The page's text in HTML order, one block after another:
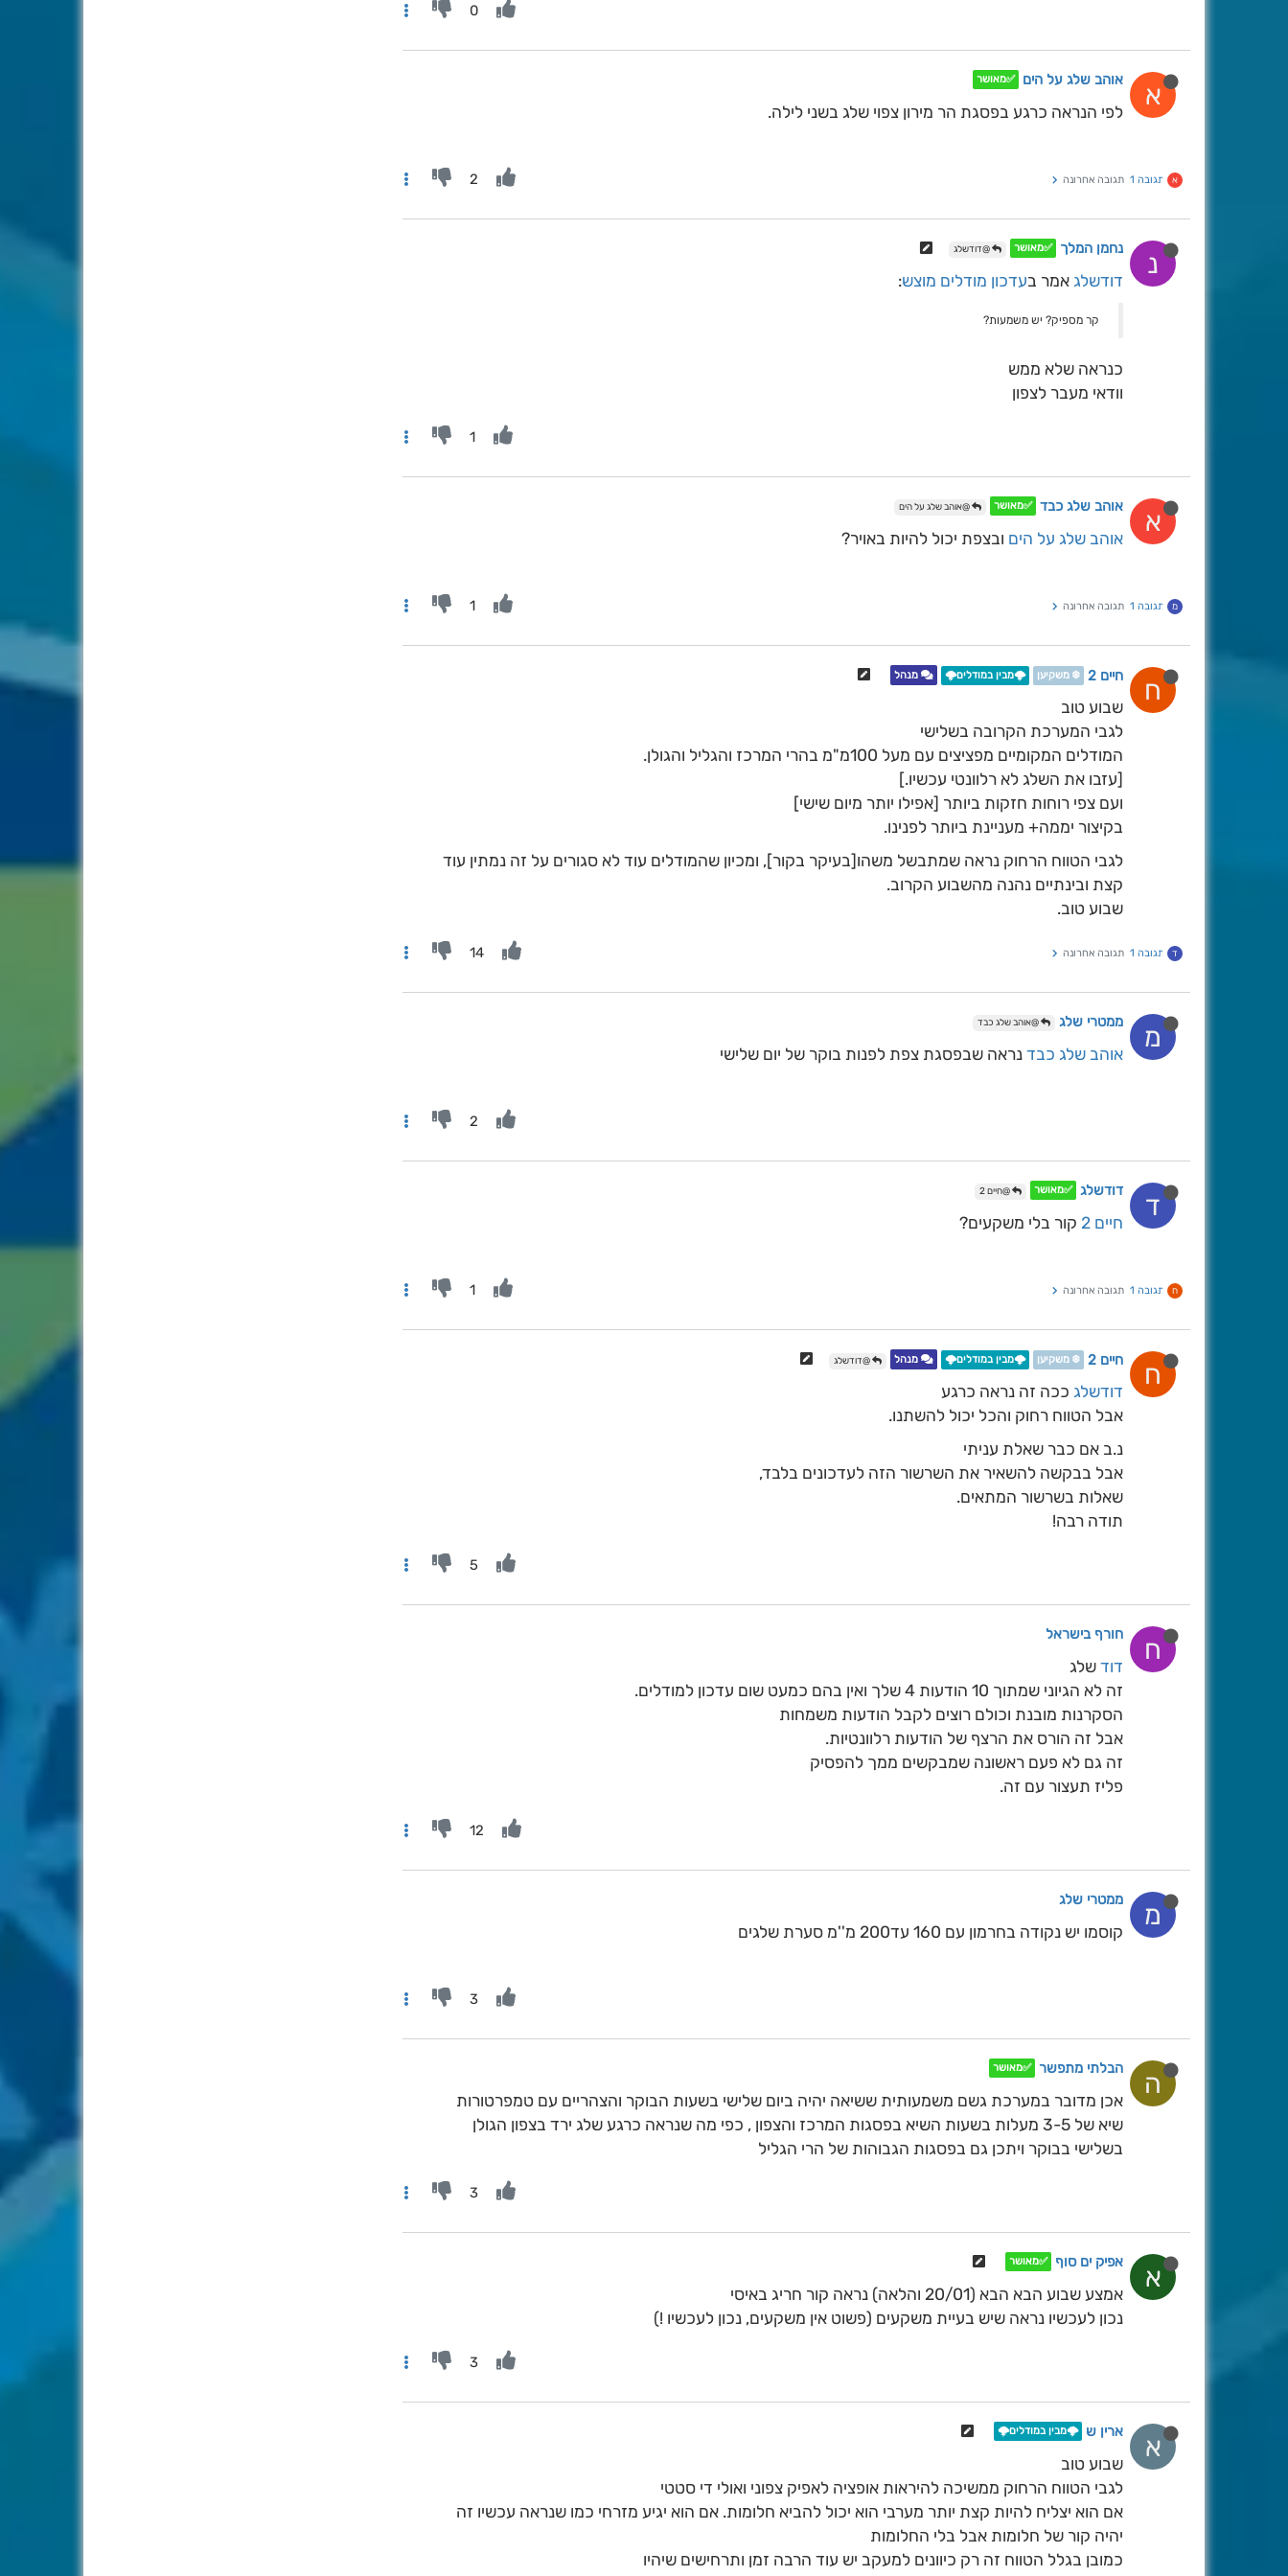
0
א אוהב שלג על הים ✅מאושר
לפי הנראה כרגע בפסגת הר מירון צפוי שלג בשני לילה.
א תגובה 1 תגובה אחרונה 2
נ נחמן המלך ✅מאושר @דודשלג
דודשלג אמר בעדכון מודלים מוצש:
קר מספיק? יש משמעות?
כנראה שלא ממש
וודאי מעבר לצפון
1
א אוהב שלג כבד ✅מאושר @אוהב שלג על הים
אוהב שלג על הים ובצפת יכול להיות באויר?
מ תגובה 1 תגובה אחרונה 1
ח חיים 2 ❄️ משקיען 🌩️מבין במודלים🌩️ מנהל
שבוע טוב
לגבי המערכת הקרובה בשלישי
המודלים המקומיים מפציצים עם מעל 100מ"מ בהרי המרכז והגליל והגולן.
[עזבו את השלג לא רלוונטי עכשיו.]
ועם צפי רוחות חזקות ביותר [אפילו יותר מיום שישי]
בקיצור יממה+ מעניינת ביותר לפנינו.
לגבי הטווח הרחוק נראה שמתבשל משהו[בעיקר בקור], ומכיון שהמודלים עוד לא סגורים על זה נמתין עוד
קצת ובינתיים נהנה מהשבוע הקרוב.
שבוע טוב.
ד תגובה 1 תגובה אחרונה 14
מ ממטרי שלג @אוהב שלג כבד
אוהב שלג כבד נראה שבפסגת צפת לפנות בוקר של יום שלישי
2
ד דודשלג ✅מאושר @חיים 2
חיים 2 קור בלי משקעים?
ח תגובה 1 תגובה אחרונה 1
ח חיים 2 ❄️ משקיען 🌩️מבין במודלים🌩️ מנהל @דודשלג
דודשלג ככה זה נראה כרגע
אבל הטווח רחוק והכל יכול להשתנו.
נ.ב אם כבר שאלת עניתי
אבל בבקשה להשאיר את השרשור הזה לעדכונים בלבד,
שאלות בשרשור המתאים.
תודה רבה!
5
ח חורף בישראל
דוד שלג
זה לא הגיוני שמתוך 10 הודעות 4 שלך ואין בהם כמעט שום עדכון למודלים.
הסקרנות מובנת וכולם רוצים לקבל הודעות משמחות
אבל זה הורס את הרצף של הודעות רלוונטיות.
זה גם לא פעם ראשונה שמבקשים ממך להפסיק
פליז תעצור עם זה.
12
מ ממטרי שלג
קוסמו יש נקודה בחרמון עם 160 עד200 מ''מ סערת שלגים
3
ה הבלתי מתפשר ✅מאושר
אכן מדובר במערכת גשם משמעותית ששיאה יהיה ביום שלישי בשעות הבוקר והצהריים עם טמפרטורות
שיא של 3-5 מעלות בשעות השיא בפסגות המרכז והצפון , כפי מה שנראה כרגע שלג ירד בצפון הגולן
בשלישי בבוקר ויתכן גם בפסגות הגבוהות של הרי הגליל
3
א אפיק ים סוף ✅מאושר
אמצע שבוע הבא הבא (20/01 והלאה) נראה קור חריג באיסי
נכון לעכשיו נראה שיש בעיית משקעים (פשוט אין משקעים, נכון לעכשיו !)
3
א ארין ש 🌩️מבין במודלים🌩️
שבוע טוב
לגבי הטווח הרחוק ממשיכה להיראות אופציה לאפיק צפוני ואולי די סטטי
אם הוא יצליח להיות קצת יותר מערבי הוא יכול להביא חלומות. אם הוא יגיע מזרחי כמו שנראה עכשיו זה
יהיה קור של חלומות אבל בלי החלומות
כמובן בגלל הטווח זה רק כיוונים למעקב יש עוד הרבה זמן ותרחישים שיהיו